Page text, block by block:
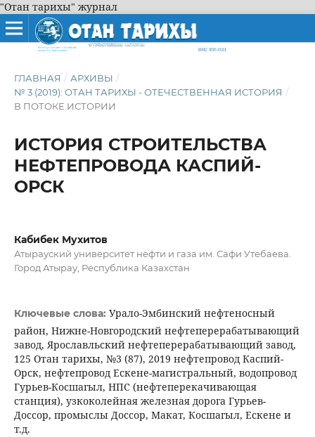
"Отан тарихы" журнал
ГЛАВНАЯ / АРХИВЫ /
№ 3 (2019): ОТАН ТАРИХЫ - ОТЕЧЕСТВЕННАЯ ИСТОРИЯ /
В ПОТОКЕ ИСТОРИИ
ИСТОРИЯ СТРОИТЕЛЬСТВА
НЕФТЕПРОВОДА КАСПИЙ-
ОРСК
Кабибек Мухитов
Атырауский университет нефти и газа им. Сафи Утебаева.
Город Атырау, Республика Казахстан
Ключевые слова: Урало-Эмбинский нефтеносный
район, Нижне-Новгородский нефтеперерабатывающий
завод, Ярославльский нефтеперерабатывающий завод,
125 Отан тарихы, №3 (87), 2019 нефтепровод Каспий-
Орск, нефтепровод Ескене-магистральный, водопровод
Гурьев-Косшагыл, НПС (нефтеперекачивающая
станция), узкоколейная железная дорога Гурьев-
Доссор, промыслы Доссор, Макат, Косшагыл, Ескене и
т.д.